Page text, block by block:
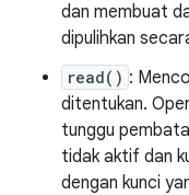
dan membuat
dipulihkan
read() :
ditentukan.
tunggu
tidak aktif dan
dengan kunci